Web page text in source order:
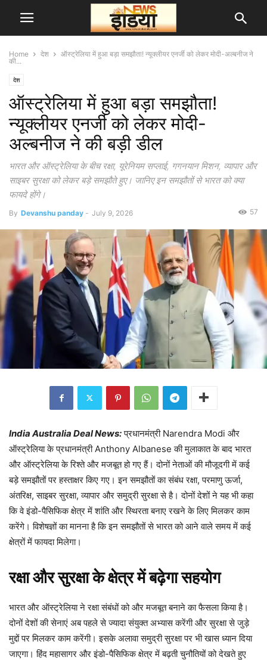
Home देश
ऑस्ट्रेलिया में हुआ बड़ा समझौता! न्यूक्लीयर एनर्जी को लेकर मोदी-अल्बनीज ने
की...
देश
ऑस्ट्रेलिया में हुआ बड़ा समझौता!
न्यूक्लीयर एनर्जी को लेकर मोदी-
अल्बनीज ने की बड़ी डील
भारत और ऑस्ट्रेलिया के बीच रक्षा, यूरेनियम सप्लाई, गगनयान मिशन, व्यापार और
साइबर सुरक्षा को लेकर बड़े समझौते हुए। जानिए इन समझौतों से भारत को क्या
फायदे होंगे।
By Devanshu panday - July 9, 2026 57
India Australia Deal News: प्रधानमंत्री Narendra Modi और
ऑस्ट्रेलिया के प्रधानमंत्री Anthony Albanese की मुलाकात के बाद भारत
और ऑस्ट्रेलिया के रिश्ते और मजबूत हो गए हैं। दोनों नेताओं की मौजूदगी में कई
बड़े समझौतों पर हस्ताक्षर किए गए। इन समझौतों का संबंध रक्षा, परमाणु ऊर्जा,
अंतरिक्ष, साइबर सुरक्षा, व्यापार और समुद्री सुरक्षा से है। दोनों देशों ने यह भी कहा
कि वे इंडो-पैसिफिक क्षेत्र में शांति और स्थिरता बनाए रखने के लिए मिलकर काम
करेंगे। विशेषज्ञों का मानना है कि इन समझौतों से भारत को आने वाले समय में कई
क्षेत्रों में फायदा मिलेगा।
रक्षा और सुरक्षा के क्षेत्र में बढ़ेगा सहयोग
भारत और ऑस्ट्रेलिया ने रक्षा संबंधों को और मजबूत बनाने का फैसला किया है।
दोनों देशों की सेनाएं अब पहले से ज्यादा संयुक्त अभ्यास करेंगी और सुरक्षा से जुड़े
मुद्दों पर मिलकर काम करेंगी। इसके अलावा समुद्री सुरक्षा पर भी खास ध्यान दिया
जाएगा। हिंद महासागर और इंडो-पैसिफिक क्षेत्र में बढ़ती चुनौतियों को देखते हुए